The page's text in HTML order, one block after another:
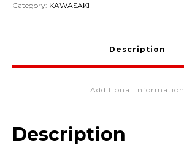
Category: KAWASAKI
Description
Additional Information
Description